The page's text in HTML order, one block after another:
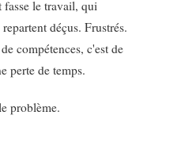
fasse le travail, qui
déçus. Frustrés.
compétences, c'est de
perte de temps.
problème.